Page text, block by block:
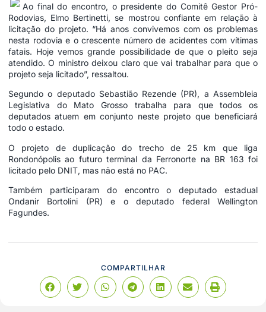
Ao final do encontro, o presidente do Comitê Gestor Pró-
Rodovias, Elmo Bertinetti, se mostrou confiante em relação à
licitação do projeto. “Há anos convivemos com os problemas
nesta rodovia e o crescente número de acidentes com vítimas
fatais. Hoje vemos grande possibilidade de que o pleito seja
atendido. O ministro deixou claro que vai trabalhar para que o
projeto seja licitado”, ressaltou.
Segundo o deputado Sebastião Rezende (PR), a Assembleia
Legislativa do Mato Grosso trabalha para que todos os
deputados atuem em conjunto neste projeto que beneficiará
todo o estado.
O projeto de duplicação do trecho de 25 km que liga
Rondonópolis ao futuro terminal da Ferronorte na BR 163 foi
licitado pelo DNIT, mas não está no PAC.
Também participaram do encontro o deputado estadual
Ondanir Bortolini (PR) e o deputado federal Wellington
Fagundes.
COMPARTILHAR